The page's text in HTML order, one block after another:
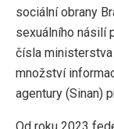
sociální obrany
sexuálního násilí
čísla
množství
agentury (Sinan)